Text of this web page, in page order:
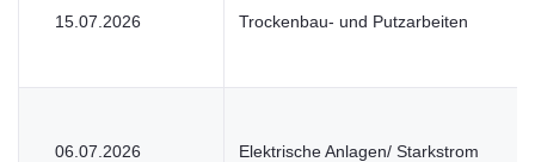
15.07.2026 Trockenbau- und Putzarbeiten
06.07.2026 Elektrische Anlagen/ Starkstrom